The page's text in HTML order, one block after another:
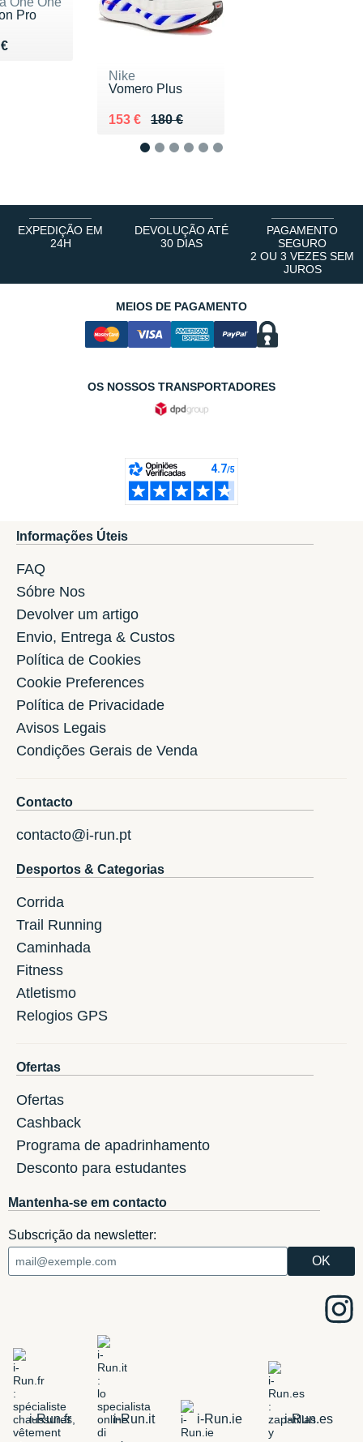
Pro
170 €
Nike
Vomero Plus
180 €
Au lieu de 180 €
153 €
Vendu 153 €
EXPEDIÇÃO EM
24H
DEVOLUÇÃO ATÉ
30 DIAS
PAGAMENTO
SEGURO
2 OU 3 VEZES SEM
JUROS
MEIOS DE PAGAMENTO
OS NOSSOS TRANSPORTADORES
Informações Úteis
FAQ
Sóbre Nos
Devolver um artigo
Envio, Entrega & Custos
Política de Cookies
Cookie Preferences
Política de Privacidade
Avisos Legais
Condições Gerais de Venda
Contacto
contacto@i-run.pt
Desportos & Categorias
Corrida
Trail Running
Caminhada
Fitness
Atletismo
Relogios GPS
Ofertas
Ofertas
Cashback
Programa de apadrinhamento
Desconto para estudantes
Mantenha-se em contacto
Subscrição da newsletter:
i-Run.fr i-Run.it i-Run.ie i-Run.es